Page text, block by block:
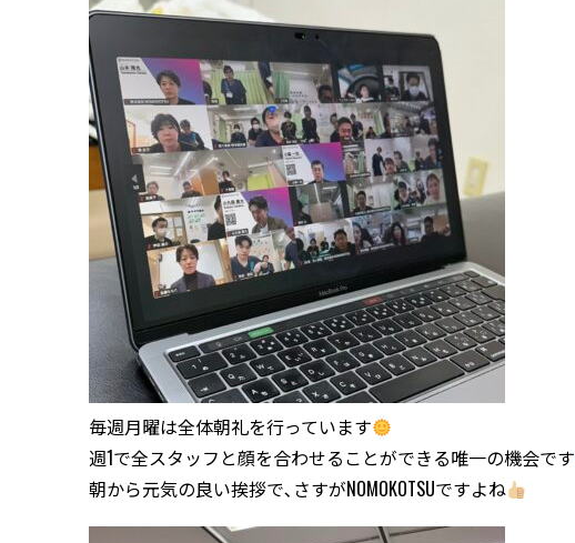
毎週月曜は全体朝礼を行っています
週1で全スタッフと顔を合わせることができる唯一の機会です
朝から元気の良い挨拶で､さすがNOMOKOTSUですよね